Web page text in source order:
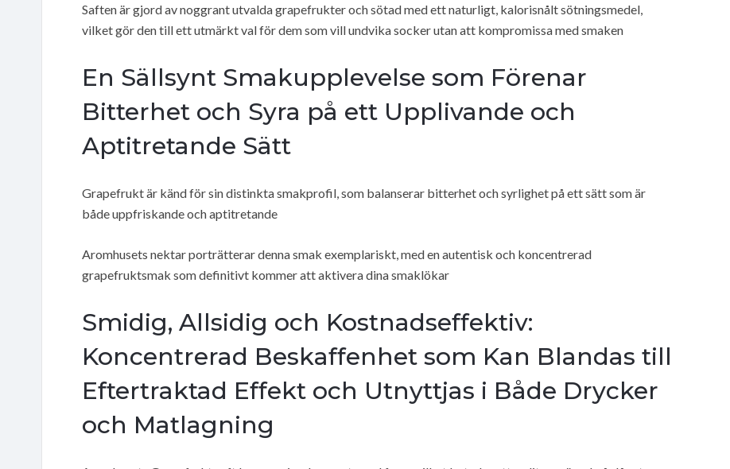
Saften är gjord av noggrant utvalda grapefrukter och sötad med ett naturligt, kalorisnålt sötningsmedel,
vilket gör den till ett utmärkt val för dem som vill undvika socker utan att kompromissa med smaken
En Sällsynt Smakupplevelse som Förenar
Bitterhet och Syra på ett Upplivande och
Aptitretande Sätt
Grapefrukt är känd för sin distinkta smakprofil, som balanserar bitterhet och syrlighet på ett sätt som är
både uppfriskande och aptitretande
Aromhusets nektar porträtterar denna smak exemplariskt, med en autentisk och koncentrerad
grapefruktsmak som definitivt kommer att aktivera dina smaklökar
Smidig, Allsidig och Kostnadseffektiv:
Koncentrerad Beskaffenhet som Kan Blandas till
Eftertraktad Effekt och Utnyttjas i Både Drycker
och Matlagning